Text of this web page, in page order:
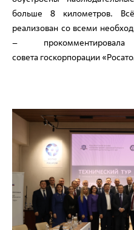
больше 8 километров.
реализован со всеми
–
совета госкорпорации